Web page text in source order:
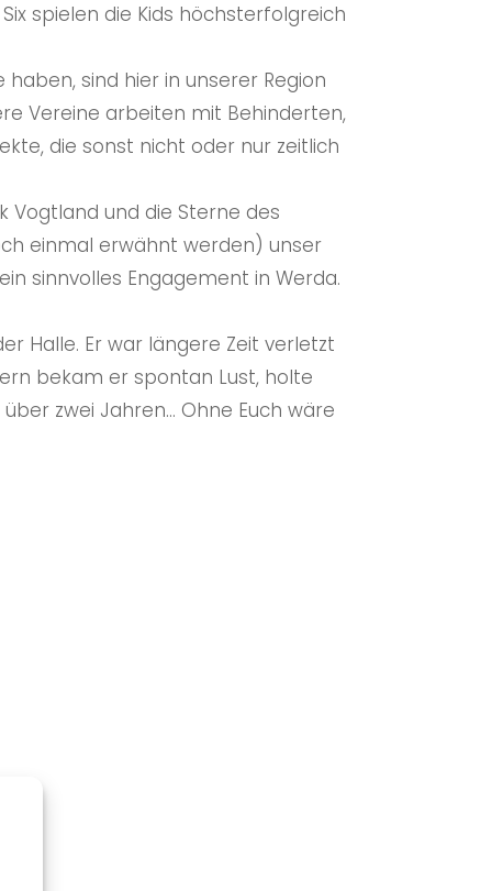
spielen die Kids höchsterfolgreich
sind hier in unserer Region
Vereine arbeiten mit Behinderten,
die sonst nicht oder nur zeitlich
Vogtland und die Sterne des
einmal erwähnt werden) unser
sinnvolles Engagement in Werda.
Halle. Er war längere Zeit verletzt
bekam er spontan Lust, holte
zwei Jahren… Ohne Euch wäre